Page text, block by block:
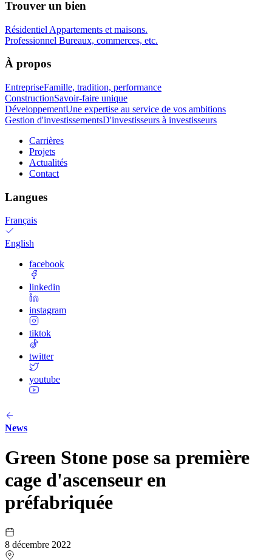
Trouver un bien
Résidentiel Appartements et maisons.
Professionnel Bureaux, commerces, etc.
À propos
EntrepriseFamille, tradition, performance
ConstructionSavoir-faire unique
DéveloppementUne expertise au service de vos ambitions
Gestion d'investissementsD'investisseurs à investisseurs
Carrières
Projets
Actualités
Contact
Langues
Français
English
facebook
linkedin
instagram
tiktok
twitter
youtube
News
Green Stone pose sa première
cage d'ascenseur en
préfabriquée
8 décembre 2022